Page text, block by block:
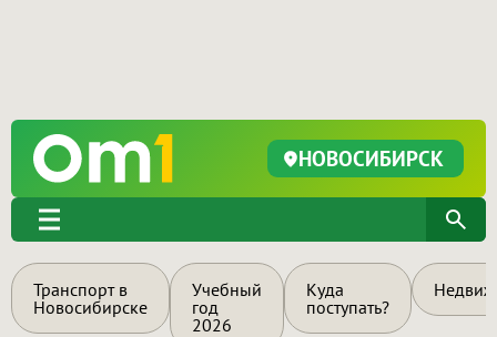
НОВОСИБИРСК
Транспорт в
Новосибирске
Учебный
год
2026
Куда
поступать?